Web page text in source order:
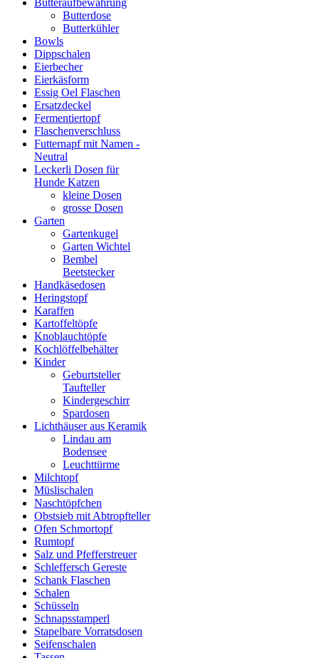
Butteraufbewahrung
Butterdose
Butterkühler
Bowls
Dippschalen
Eierbecher
Eierkäsform
Essig Oel Flaschen
Ersatzdeckel
Fermentiertopf
Flaschenverschluss
Futternapf mit Namen -
Neutral
Leckerli Dosen für
Hunde Katzen
kleine Dosen
grosse Dosen
Garten
Gartenkugel
Garten Wichtel
Bembel
Beetstecker
Handkäsedosen
Heringstopf
Karaffen
Kartoffeltöpfe
Knoblauchtöpfe
Kochlöffelbehälter
Kinder
Geburtsteller
Taufteller
Kindergeschirr
Spardosen
Lichthäuser aus Keramik
Lindau am
Bodensee
Leuchttürme
Milchtopf
Müslischalen
Naschtöpfchen
Obstsieb mit Abtropfteller
Ofen Schmortopf
Rumtopf
Salz und Pfefferstreuer
Schleffersch Gereste
Schank Flaschen
Schalen
Schüsseln
Schnapsstamperl
Stapelbare Vorratsdosen
Seifenschalen